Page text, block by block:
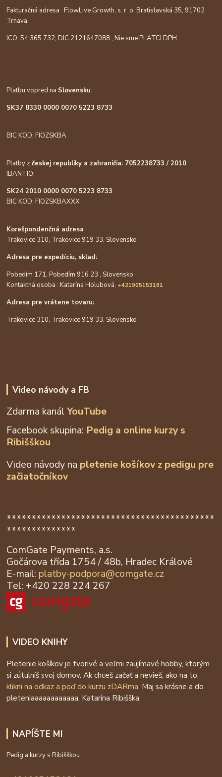
Fakturačná adresa: FlowLive Growth, s. r. o. Bratislavská 35, 91702
Trnava,
ICO: 54 365 732, DIC:2121647088 , Nie sme PLATCI DPH.
Platbu vopred na Slovensku:
SK37 8330 0000 0070 5223 8733
BIC KOD: FIOZSKBA
Platby zčeskej republiky a zahraničia: 7052238733 / 2010
IBAN FIO:
SK24 2010 0000 0070 5223 8733
BIC KOD: FIOZSKBAXXX
Korešpondenčná adresa :
Trakovice 310, Trakovice 919 33, Slovensko
Adresa pre expedíciu, sklad:
Pobedím 171, Pobedím 916 23 , Slovensko
Kontaktná osoba : Katarína Holubová, +421905153181
Adresa pre vrátene tovaru:
Trakovice 310, Trakovice 919 33, Slovensko
Video návody a FB
Zdarma kanálYouTube
Facebook skupina: Pedig a online kurzy s
Ribišškou
Video návody na pletenie košíkov z pedigu pre
začiatočníkov
******************************************
**************
ComGate Payments, a.s.
Gočárova třída 1754 / 48b, Hradec Králové
E-mail: platby-podpora@comgate.cz
Tel: +420 228 224 267
VIDEO KNIHY
Pletenie košíkov je tvorivé a veľmi zaujímavé hobby, ktorým
si zútulníš svoj domov. Ak chceš začať a nevieš, ako na to,
klikni na odkaz a poď do kurzu zDARma. Maj sa krásne a do
pleteniaaaaaaaaaaaa, Katarína Ribišška
NAPÍŠTE MI
Pedig a kurzy s Ribišškou